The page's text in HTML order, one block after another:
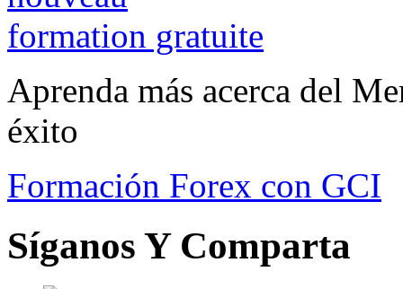
Aprenda más acerca del
éxito
Formación Forex con GCI
Síganos Y Comparta